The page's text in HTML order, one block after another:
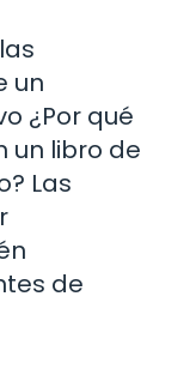
un
¿Por qué
un libro de
Las
de